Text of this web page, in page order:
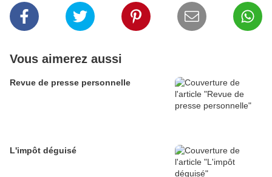
Vous aimerez aussi
Revue de presse personnelle
L'impôt déguisé